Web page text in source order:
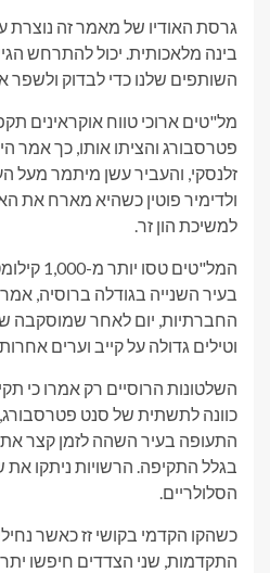
גרסת האודיו של מאמר זה נוצרת
בינה מלאכותית. יכול להתרחש
השותפים שלנו כדי לבדוק
מל"טים ארוכי טווח אוקראינים
פטרסבורג והציתו אותו, כך אמר
זלנסקי, והעביר עשן מיתמר מעל
ולדימיר פוטין כשהיא מארח את
למשיכת הון זר.
המל"טים
בעיר השנייה בגודלה ברוסיה,
החברתיות, יום לאחר שמוסקבה
וטילים גדולה על קייב וערים
השלטונות הרוסיים רק אמרו כי
כוונה לתשתית של סנט
התעופה בעיר השהה לזמן קצר
בגלל התקיפה. הרשויות ניתקו את
הסלולריים.
כשהקו הקדמי בקושי זז כאשר
התקדמות, שני הצדדים חיפשו